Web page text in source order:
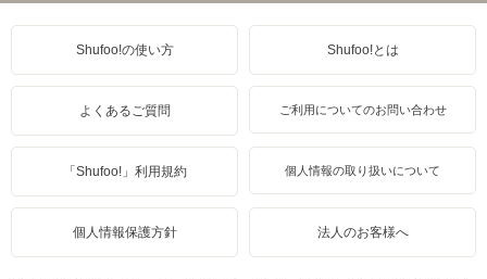
Shufoo!の使い方 Shufoo!とは
よくあるご質問 ご利用についてのお問い合わせ
「Shufoo!」利用規約 個人情報の取り扱いについて
個人情報保護方針 法人のお客様へ